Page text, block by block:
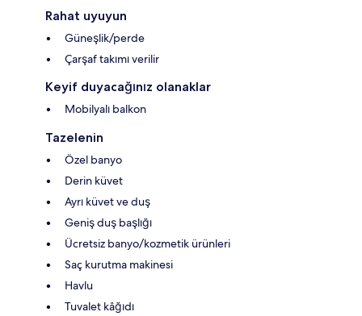
Rahat uyuyun
Güneşlik/perde
Çarşaf takımı verilir
Keyif duyacağınız olanaklar
Mobilyalı balkon
Tazelenin
Özel banyo
Derin küvet
Ayrı küvet ve duş
Geniş duş başlığı
Ücretsiz banyo/kozmetik ürünleri
Saç kurutma makinesi
Havlu
Tuvalet kâğıdı